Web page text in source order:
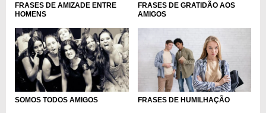
FRASES DE AMIZADE ENTRE
HOMENS
FRASES DE GRATIDÃO AOS
AMIGOS
SOMOS TODOS AMIGOS FRASES DE HUMILHAÇÃO